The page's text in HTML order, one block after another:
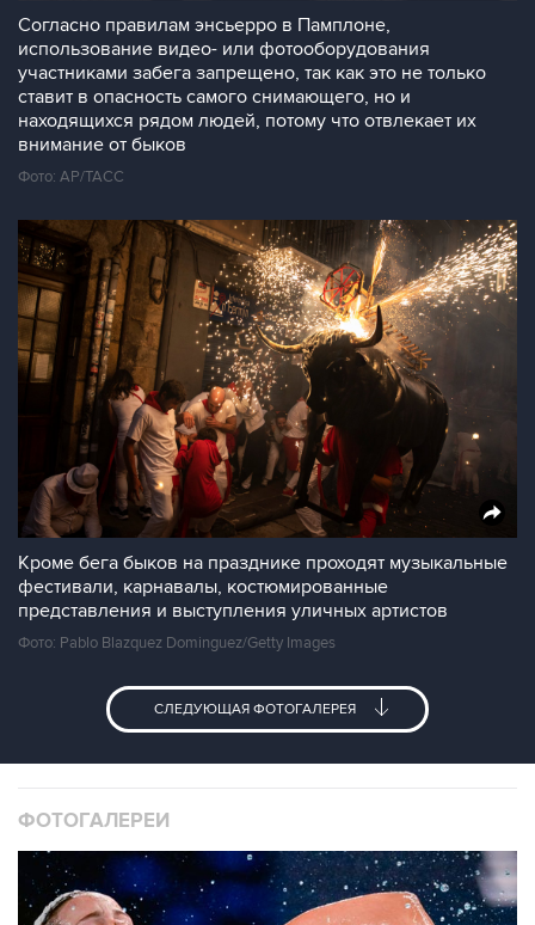
Согласно правилам энсьерро в Памплоне,
использование видео- или фотооборудования
участниками забега запрещено, так как это не только
ставит в опасность самого снимающего, но и
находящихся рядом людей, потому что отвлекает их
внимание от быков
Фото: АР/ТАСС
Кроме бега быков на празднике проходят музыкальные
фестивали, карнавалы, костюмированные
представления и выступления уличных артистов
Фото: Pablo Blazquez Dominguez/Getty Images
СЛЕДУЮЩАЯ ФОТОГАЛЕРЕЯ
ФОТОГАЛЕРЕИ